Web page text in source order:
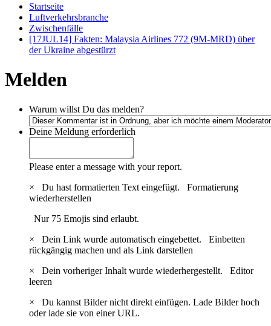
Startseite
Luftverkehrsbranche
Zwischenfälle
[17JUL14] Fakten: Malaysia Airlines 772 (9M-MRD) über
der Ukraine abgestürzt
Melden
Warum willst Du das melden?
Deine Meldung erforderlich
Please enter a message with your report.
×
Du hast formatierten Text eingefügt. Formatierung
wiederherstellen
Nur 75 Emojis sind erlaubt.
×
Dein Link wurde automatisch eingebettet. Einbetten
rückgängig machen und als Link darstellen
×
Dein vorheriger Inhalt wurde wiederhergestellt. Editor
leeren
×
Du kannst Bilder nicht direkt einfügen. Lade Bilder hoch
oder lade sie von einer URL.